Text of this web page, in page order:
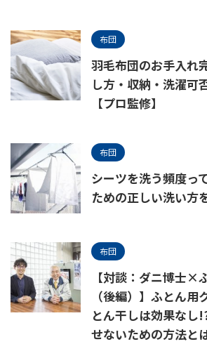
布団
羽毛布団のお手入れ
し方・収納・洗濯可
【プロ監修】
布団
シーツを洗う頻度っ
ための正しい洗い方
布団
【対談：ダニ博士×
（後編）】ふとん用
とん干しは効果なし
せないための方法と